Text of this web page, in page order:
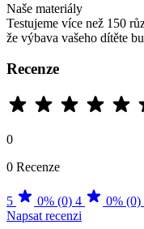
Naše materiály
Testujeme více než 150
že výbava vašeho dítěte
Recenze
0
0 Recenze
5 0% (0) 4 0% (0)
Napsat recenzi